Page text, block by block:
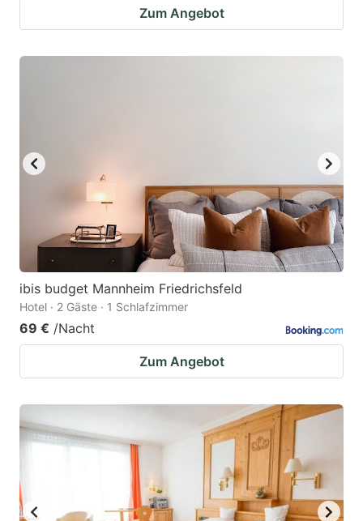
Zum Angebot
ibis budget Mannheim Friedrichsfeld
Hotel · 2 Gäste · 1 Schlafzimmer
69 € /Nacht
Zum Angebot